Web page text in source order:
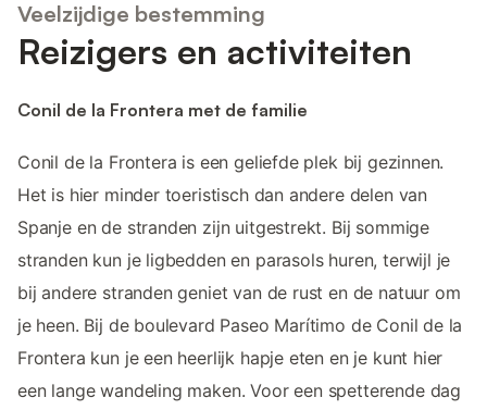
Veelzijdige bestemming
Reizigers en activiteiten
Conil de la Frontera met de familie
Conil de la Frontera is een geliefde plek bij gezinnen.
Het is hier minder toeristisch dan andere delen van
Spanje en de stranden zijn uitgestrekt. Bij sommige
stranden kun je ligbedden en parasols huren, terwijl je
bij andere stranden geniet van de rust en de natuur om
je heen. Bij de boulevard Paseo Marítimo de Conil de la
Frontera kun je een heerlijk hapje eten en je kunt hier
een lange wandeling maken. Voor een spetterende dag